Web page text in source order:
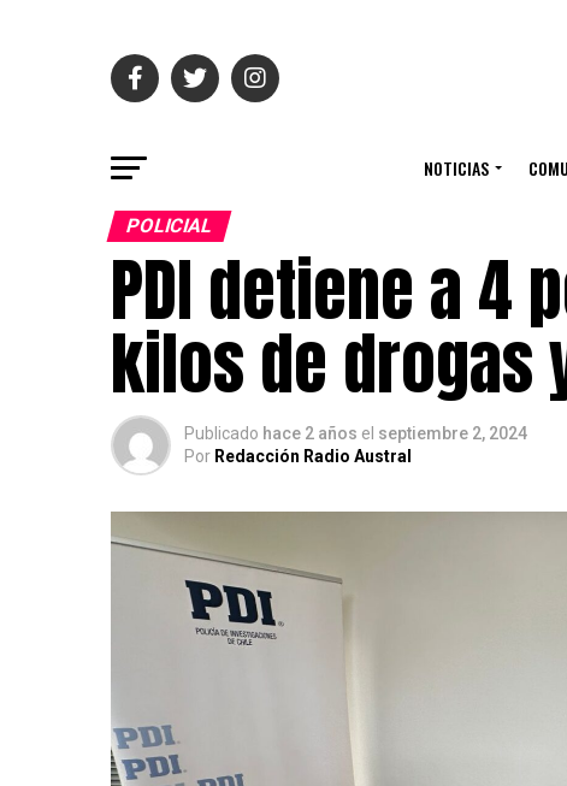
NOTICIAS
POLICIAL
PDI detiene a 4
kilos de drogas
Publicado hace 2 años el septiembre 2, 2024
Por Redacción Radio Austral